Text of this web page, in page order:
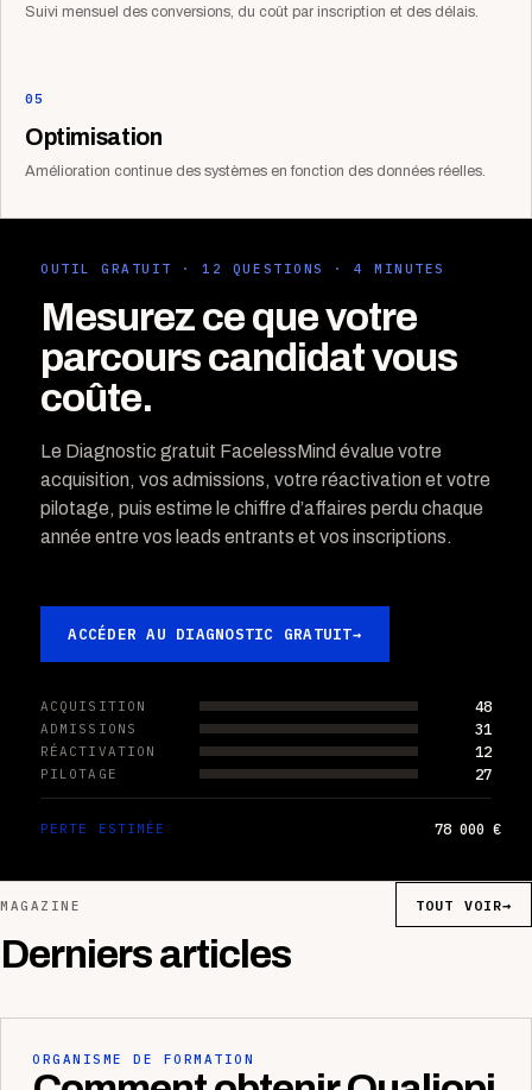
Suivi mensuel des conversions, du coût par inscription et des délais.
05
Optimisation
Amélioration continue des systèmes en fonction des données réelles.
OUTIL GRATUIT · 12 QUESTIONS · 4 MINUTES
Mesurez ce que votre
parcours candidat vous
coûte.
Le Diagnostic gratuit FacelessMind évalue votre
acquisition, vos admissions, votre réactivation et votre
pilotage, puis estime le chiffre d’affaires perdu chaque
année entre vos leads entrants et vos inscriptions.
ACCÉDER AU DIAGNOSTIC GRATUIT→
ACQUISITION 48
ADMISSIONS 31
RÉACTIVATION 12
PILOTAGE 27
PERTE ESTIMÉE 78 000 €
MAGAZINE
Derniers articles
TOUT VOIR→
ORGANISME DE FORMATION